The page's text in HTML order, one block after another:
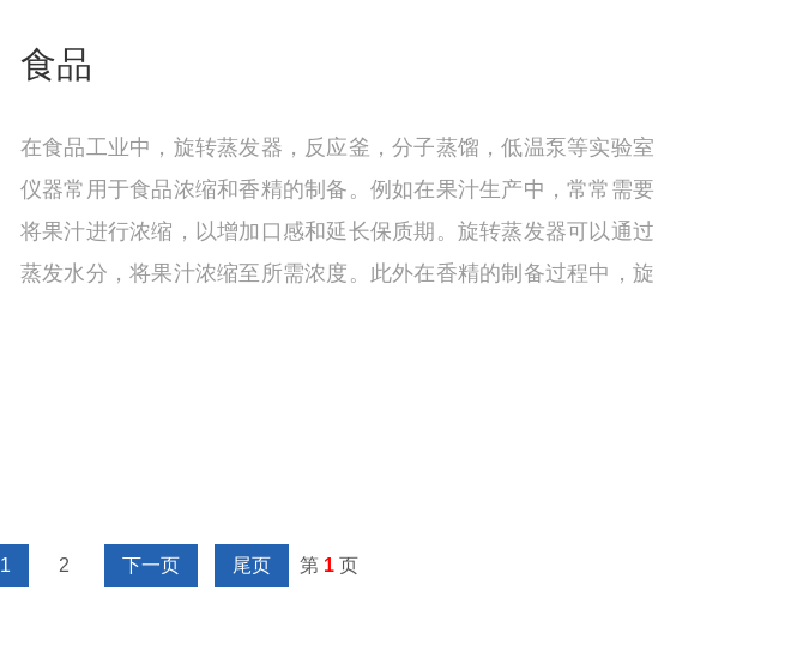
食品
在食品工业中，旋转蒸发器，反应釜，分子蒸馏，低温泵等实验室
仪器常用于食品浓缩和香精的制备。例如在果汁生产中，常常需要
将果汁进行浓缩，以增加口感和延长保质期。旋转蒸发器可以通过
蒸发水分，将果汁浓缩至所需浓度。此外在香精的制备过程中，旋
1 2 下一页 尾页 第 1页